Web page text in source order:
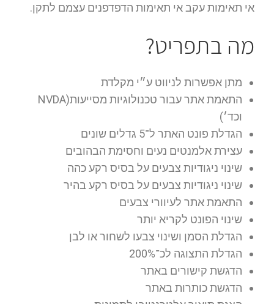
אי תאימות עקב אי תאימות הדפדפנים עצמם לתקן.
מה בתפריט?
מתן אפשרות לניווט ע״י מקלדת
התאמת אתר עבור טכנולוגיות מסייעות(NVDA
וכד׳)
הגדלת פונט האתר ל־5 גדלים שונים
עצירת אלמנטים נעים וחסימת הבהובים
שינוי ניגודיות צבעים על בסיס רקע כהה
שינוי ניגודיות צבעים על בסיס רקע בהיר
התאמת אתר לעיוורי צבעים
שינוי הפונט לקריא יותר
הגדלת הסמן ושינוי צבעו לשחור או לבן
הגדלת התצוגה לכ־200%
הדגשת קישורים באתר
הדגשת כותרות באתר